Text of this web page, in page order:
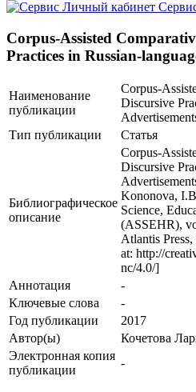
Corpus-Assisted
Practices in Russian-
Наименование
публикации
Corpus-
Discursive
Тип публикации
Статья
Библиографическое
описание
Corpus-
Discursive
Kononova,
Science,
(ASSEHR),
Atlantis
at: http://
nc/4.0/]
Аннотация
-
Ключевые cлова
-
Год публикации
2017
Автор(ы)
Кочетова
Электронная копия
публикации
-